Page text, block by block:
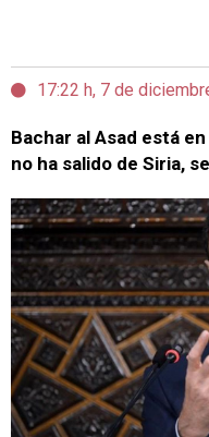
17:22 h, 7 de
Bachar al Asad está
no ha salido de Siria,